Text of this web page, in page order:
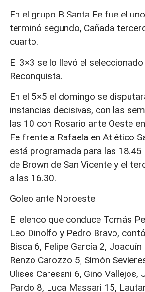
En el grupo B Santa Fe fue el
terminó segundo, Cañada
cuarto.
El 3×3 se lo llevó el
Reconquista.
En el 5×5 el domingo se
instancias decisivas, con las
las 10 con Rosario ante Oeste
Fe frente a Rafaela en Atlético
está programada para las 18.45
de Brown de San Vicente y el
a las 16.30.
Goleo ante Noroeste
El elenco que conduce Tomás
Leo Dinolfo y Pedro Bravo,
Bisca 6, Felipe García 2,
Renzo Carozzo 5, Simón
Ulises Caresani 6, Gino Vallejos,
Pardo 8, Luca Massari 15,